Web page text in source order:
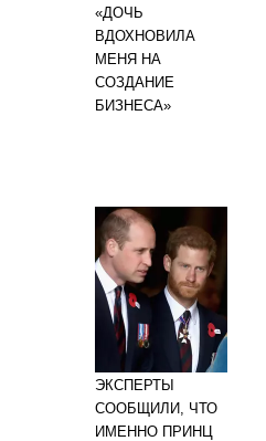
«ДОЧЬ
ВДОХНОВИЛА
МЕНЯ НА
СОЗДАНИЕ
БИЗНЕСА»
ЭКСПЕРТЫ
СООБЩИЛИ, ЧТО
ИМЕННО ПРИНЦ